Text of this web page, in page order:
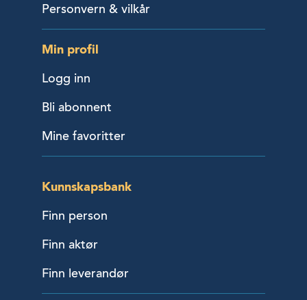
Personvern & vilkår
Min profil
Logg inn
Bli abonnent
Mine favoritter
Kunnskapsbank
Finn person
Finn aktør
Finn leverandør